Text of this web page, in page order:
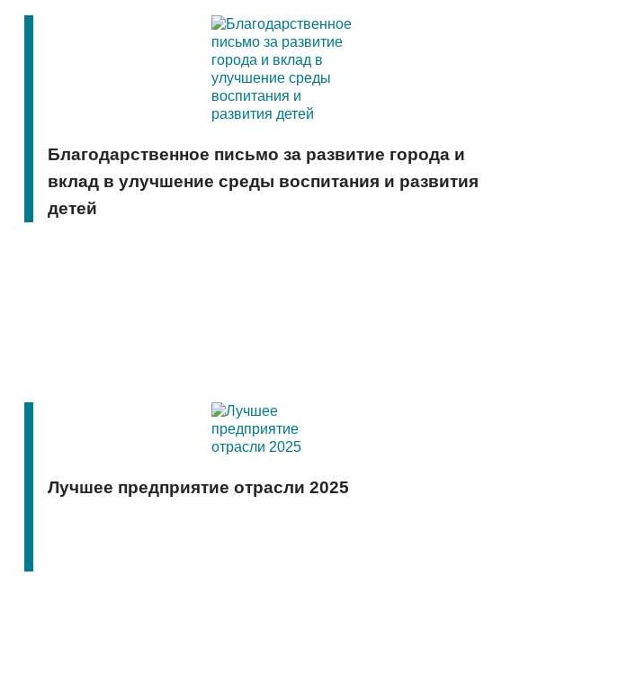
Благодарственное письмо за развитие города и
вклад в улучшение среды воспитания и развития
детей
Лучшее предприятие отрасли 2025